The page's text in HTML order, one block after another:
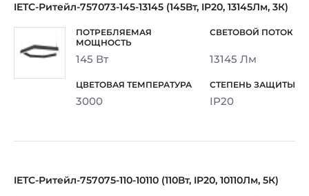
IETC-Ритейл-757073-145-13145 (145Вт, IP20, 13145Лм, 3К)
145 Вт 13145 Лм
3000 IP20
IETC-Ритейл-757075-110-10110 (110Вт, IP20, 10110Лм, 5К)